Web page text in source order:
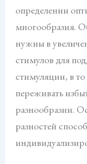
определении
многообразия.
нужны в
стимулов для
стимуляции, в
переживать
разнообразии.
разностей